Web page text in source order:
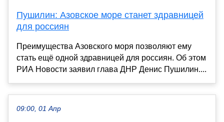
Пушилин: Азовское море станет здравницей
для россиян
Преимущества Азовского моря позволяют ему
стать ещё одной здравницей для россиян. Об этом
РИА Новости заявил глава ДНР Денис Пушилин....
09:00, 01 Апр